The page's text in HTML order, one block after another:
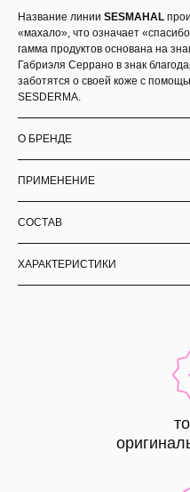
Название линии SESMAHAL
«махало», что означает
гамма продуктов основана на
Габриэля Серрано в знак
заботятся о своей коже с
SESDERMA.
О БРЕНДЕ
ПРИМЕНЕНИЕ
СОСТАВ
ХАРАКТЕРИСТИКИ